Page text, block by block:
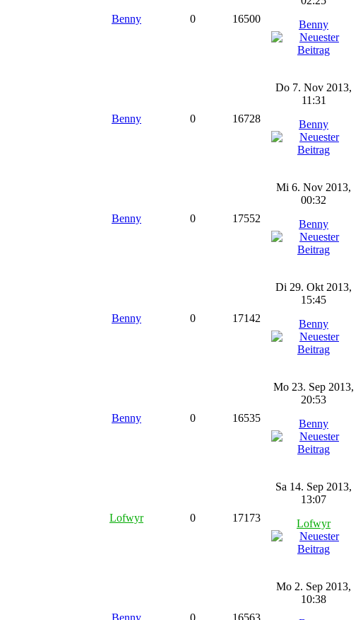
Benny 0 16500
Benny
Benny 0 16728
Do 7. Nov 2013,
11:31
Benny
Benny 0 17552
Mi 6. Nov 2013,
00:32
Benny
Benny 0 17142
Di 29. Okt 2013,
15:45
Benny
Benny 0 16535
Mo 23. Sep 2013,
20:53
Benny
Lofwyr 0 17173
Sa 14. Sep 2013,
13:07
Lofwyr
Benny 0 16563
Mo 2. Sep 2013,
10:38